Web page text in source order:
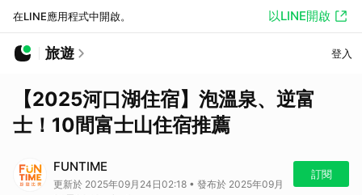
在LINE應用程式中開啟。 以LINE開啟
旅遊 登入
【2025河口湖住宿】泡溫泉、逆富
士！10間富士山住宿推薦
FUNTIME
更新於 2025年09月24日02:18 • 發布於 2025年09月
訂閱